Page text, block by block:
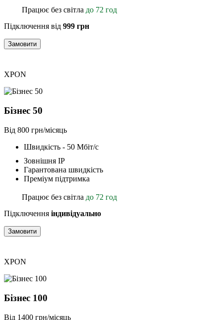
Працює без світла до 72 год
Підключення від 999 грн
Замовити
XPON
Бізнес 50
Від 800 грн/місяць
Швидкість - 50 Мбіт/с
Зовнішня ІР
Гарантована швидкість
Преміум підтримка
Працює без світла до 72 год
Підключення індивідуально
Замовити
XPON
Бізнес 100
Від 1400 грн/місяць